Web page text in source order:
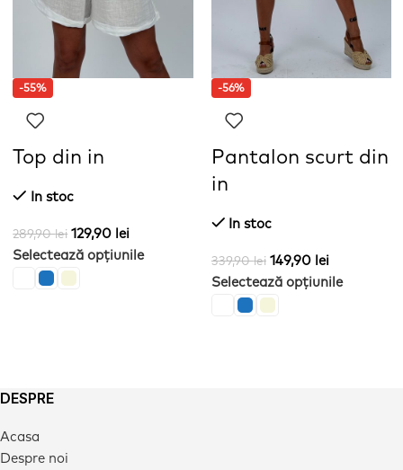
-55%
Top din in
In stoc
289,90lei 129,90 lei
Selectează opțiunile
-56%
Pantalon scurt din
in
In stoc
339,90lei 149,90 lei
Selectează opțiunile
DESPRE
Acasa
Despre noi